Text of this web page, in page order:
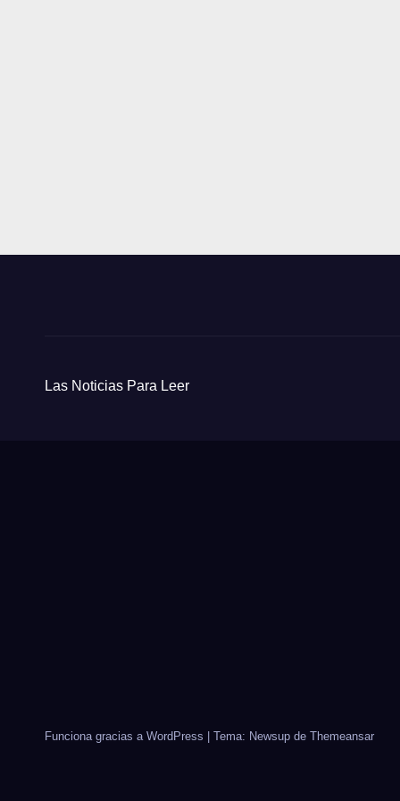
Las Noticias Para Leer
Funciona gracias a WordPress Tema: Newsup de Themeansar